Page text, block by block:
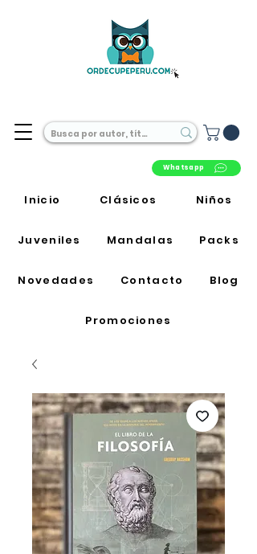
Whatsapp
Inicio Clásicos Niños
Juveniles Mandalas Packs
Novedades Contacto Blog
Promociones